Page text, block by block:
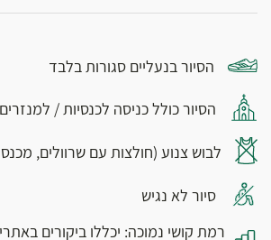
הסיור בנעליים סגורות בלבד
הסיור כולל כניסה לכנסיות / למנזרים
לבוש צנוע (חולצות עם שרוולים,
סיור לא נגיש
רמת קושי נמוכה: יכללו ביקורים